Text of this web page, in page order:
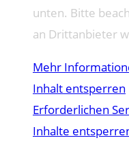
unten. Bitte
an Drittanbieter
Mehr
Inhalt entsperren
Erforderlichen
Inhalte